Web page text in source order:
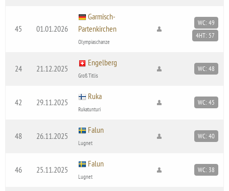
45 01.01.2026
Garmisch-
Partenkirchen
Olympiaschanze
WC: 49
4HT: 57
24 21.12.2025
Engelberg
Groß Titlis
WC: 48
42 29.11.2025
Ruka
Rukatunturi
WC: 45
48 26.11.2025
Falun
Lugnet
WC: 40
46 25.11.2025
Falun
Lugnet
WC: 38